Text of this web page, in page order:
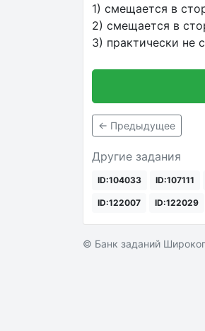
1) смещается в
2) смещается в
3) практически не
← Предыдущее
Другие задания
ID:104033 ID:107111
ID:122007 ID:122029
© Банк заданий